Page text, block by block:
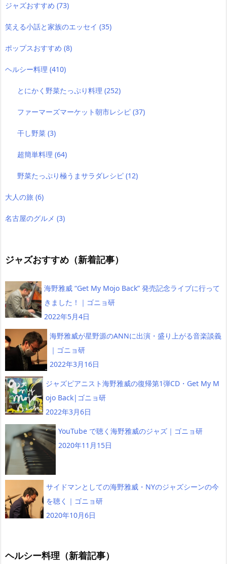
ジャズおすすめ (73)
笑える小話と家族のエッセイ (35)
ポップスおすすめ (8)
ヘルシー料理 (410)
とにかく野菜たっぷり料理(252)
ファーマーズマーケット朝市レシピ(37)
干し野菜(3)
超簡単料理(64)
野菜たっぷり極うまサラダレシピ(12)
大人の旅 (6)
名古屋のグルメ (3)
ジャズおすすめ（新着記事）
海野雅威 “Get My Mojo Back” 発売記念ライブに行って
きました！｜ゴニョ研
2022年5月4日
海野雅威が星野源のANNに出演・盛り上がる音楽談義
｜ゴニョ研
2022年3月16日
ジャズピアニスト海野雅威の復帰第1弾CD・Get My M
ojo Back|ゴニョ研
2022年3月6日
YouTube で聴く海野雅威のジャズ｜ゴニョ研
2020年11月15日
サイドマンとしての海野雅威・NYのジャズシーンの今
を聴く｜ゴニョ研
2020年10月6日
ヘルシー料理（新着記事）